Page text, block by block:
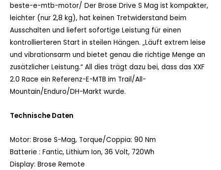
beste-e-mtb-motor/ Der Brose Drive S Mag ist kompakter,
leichter (nur 2,8 kg), hat keinen Tretwiderstand beim
Ausschalten und liefert sofortige Leistung für einen
kontrollierteren Start in steilen Hängen. „Läuft extrem leise
und vibrationsarm und bietet genau die richtige Menge an
zusätzlicher Leistung.“ All dies trägt dazu bei, dass das XXF
2.0 Race ein Referenz-E-MTB im Trail/All-
Mountain/Enduro/DH-Markt wurde.
Technische Daten
Motor: Brose S-Mag, Torque/Coppia: 90 Nm
Batterie : Fantic, Lithium Ion, 36 Volt, 720Wh
Display: Brose Remote